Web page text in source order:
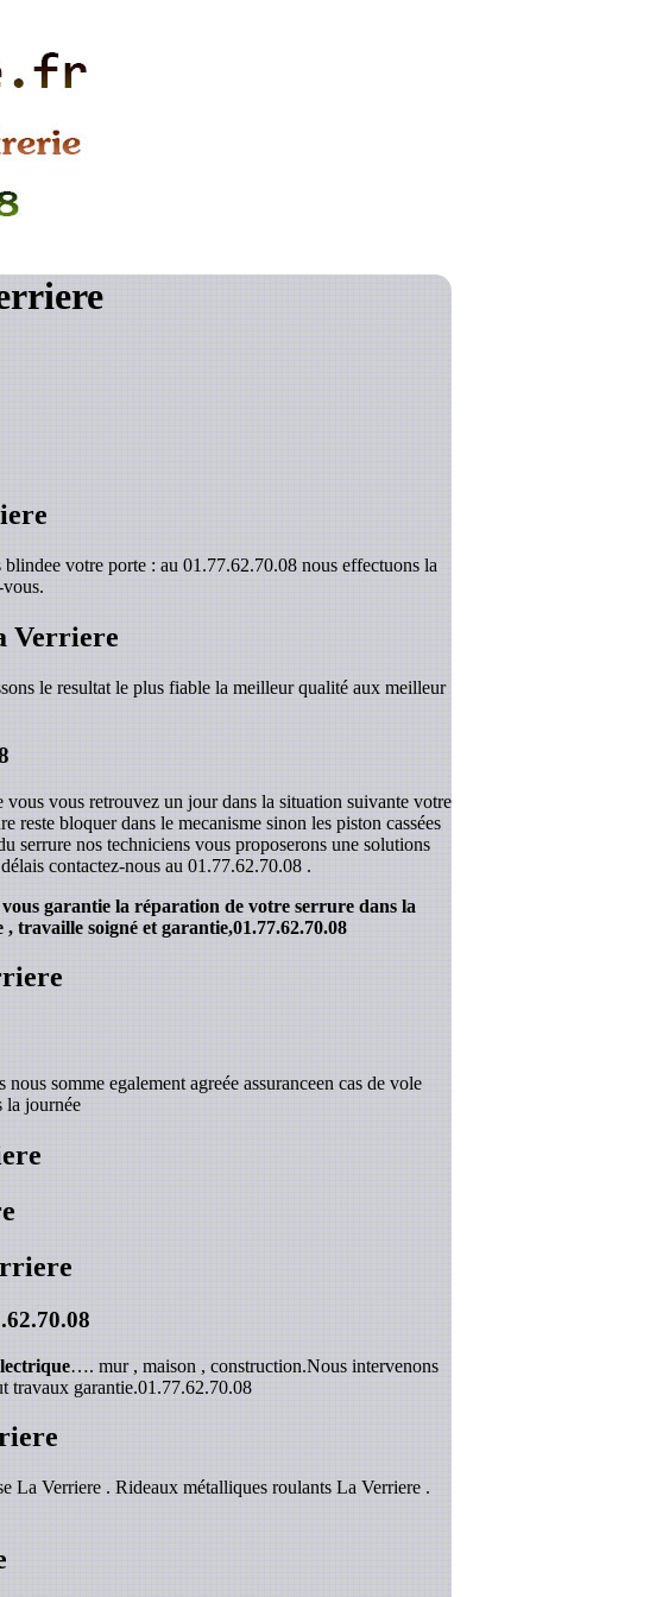
votre porte : au 01.77.62.70.08 nous effectuons la
vous.
Verriere
le resultat le plus fiable la meilleur qualité aux meilleur
vous retrouvez un jour dans la situation suivante votre
bloquer dans le mecanisme sinon les piston cassées
serrure nos techniciens vous proposerons une solutions
contactez-nous au01.77.62.70.08.
garantie la réparation de votre serrure dans la
, travaille soigné et garantie,01.77.62.70.08
somme egalement agreée assuranceen cas de vole
la journée
…. mur , maison , construction.Nous intervenons
travaux garantie.01.77.62.70.08
La Verriere . Rideaux métalliques roulants La Verriere .